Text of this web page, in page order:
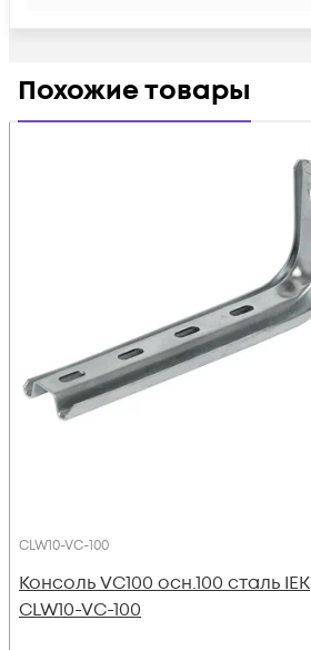
Похожие товары
CLW10-VC-100
Консоль VC100 осн.100 сталь IEK
CLW10-VC-100